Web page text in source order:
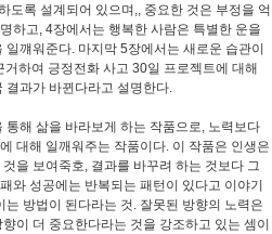
도록 설계되어 있으며,, 중요한 것은 부정을 억
하고, 4장에서는 행복한 사람은 특별한 운을
꺠워준다. 마지막 5장에서는 새로운 습관이
하여 긍정전화 사고 30일 프로젝트에 대해
결과가 바뀐다라고 설명한다.
해 삶을 바라보게 하는 작품으로, 노력보다
대해 일깨워주는 작품이다. 이 작품은 인생은
을 보여죽호, 결과를 바꾸려 하는 것보다 그
와 성공에는 반복되는 패턴이 있다고 이야기
방법이 된다라는 것. 잘못된 방향의 노력은
이 더 중요한다라는 것을 강조하고 있는 셈이